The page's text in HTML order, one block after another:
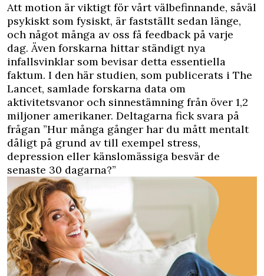
Att motion är viktigt för vårt välbefinnande, såväl
psykiskt som fysiskt, är fastställt sedan länge,
och något många av oss få feedback på varje
dag. Även forskarna hittar ständigt nya
infallsvinklar som bevisar detta essentiella
faktum. I den här studien, som publicerats i The
Lancet, samlade forskarna data om
aktivitetsvanor och sinnestämning från över 1,2
miljoner amerikaner. Deltagarna fick svara på
frågan ”Hur många gånger har du mått mentalt
dåligt på grund av till exempel stress,
depression eller känslomässiga besvär de
senaste 30 dagarna?”